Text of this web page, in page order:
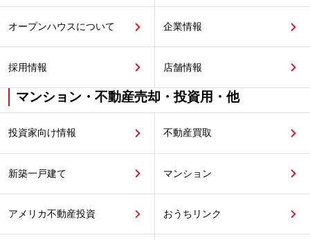
オープンハウスについて 企業情報
採用情報 店舗情報
マンション・不動産売却・投資用・他
投資家向け情報 不動産買取
新築一戸建て マンション
アメリカ不動産投資 おうちリンク